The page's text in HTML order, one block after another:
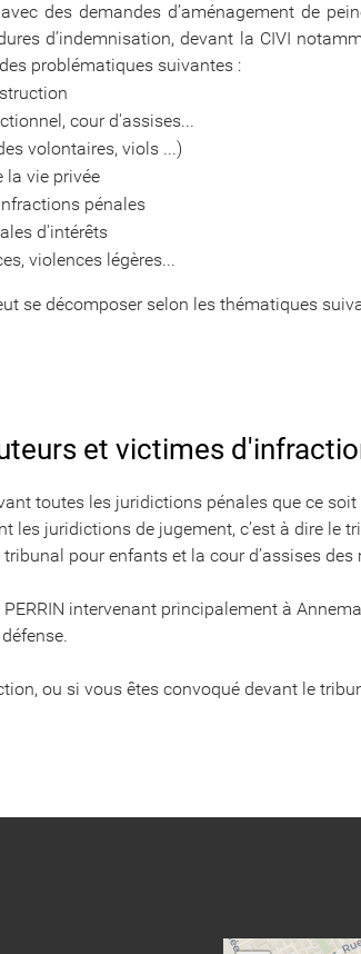
des demandes d’aménagement de
d’indemnisation, devant la CIVI
problématiques suivantes :
cour d'assises...
volontaires, viols ...)
la vie privée
pénales
d'intérêts
violences légères...
se décomposer selon les thématiques
et victimes
toutes les juridictions pénales que ce
les juridictions de jugement, c’est à dire le
pour enfants et la cour d’assises des
intervenant principalement à
ou si vous êtes convoqué devant le